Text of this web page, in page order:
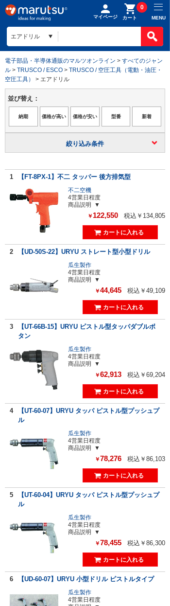
マイページ カート
0
MENU
電子部品・半導体通販のマルツオンライン > すべてのジャン
ル > TRUSCO / ESCO > TRUSCO / 空圧工具（電動・油圧・
空圧工具）
> エアドリル
並び替え：
絞り込み条件
1 【FT-8PX-1】不二 タッパー 後方排気型
不二空機
4営業日程度
商品説明
￥ 122,550 税込￥134,805
2 【UD-50S-22】URYU ストレート型小型ドリル
瓜生製作
4営業日程度
商品説明
￥44,645 税込￥49,109
3
【UT-66B-15】URYU ピストル型タッパダブルボ
タン
瓜生製作
4営業日程度
商品説明
￥62,913 税込￥69,204
4
【UT-60-07】URYU タッパ ピストル型プッシュプ
ル
瓜生製作
4営業日程度
商品説明
￥78,276 税込￥86,103
5
【UT-60-04】URYU タッパ ピストル型プッシュプ
ル
瓜生製作
4営業日程度
商品説明
￥78,455 税込￥86,300
6 【UD-60-07】URYU 小型ドリル ピストルタイプ
瓜生製作
4営業日程度